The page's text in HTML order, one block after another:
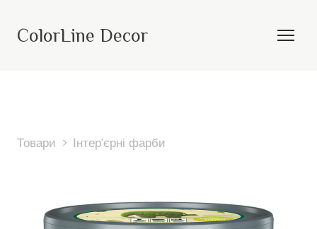
ColorLine Decor
Товари Інтер'єрні фарби